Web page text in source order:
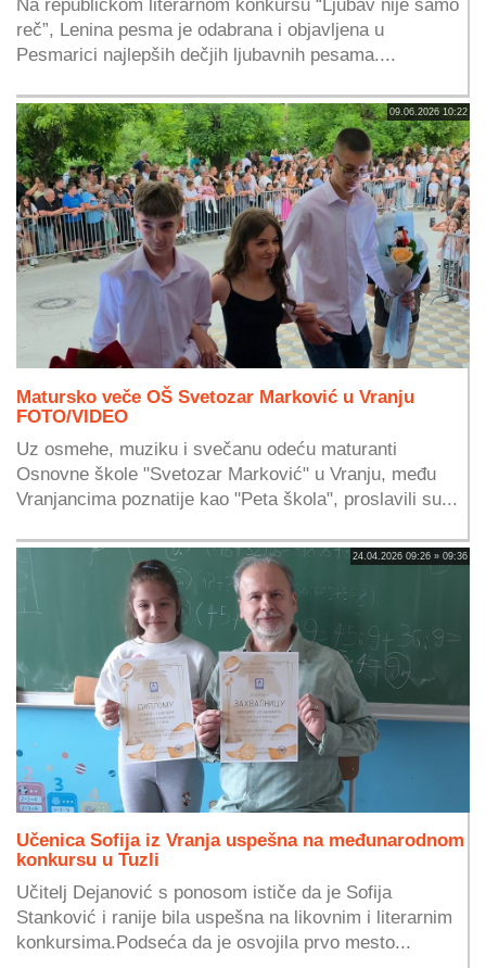
Na republičkom literarnom konkursu “Ljubav nije samo
reč”, Lenina pesma je odabrana i objavljena u
Pesmarici najlepših dečjih ljubavnih pesama....
09.06.2026 10:22
Matursko veče OŠ Svetozar Marković u Vranju
FOTO/VIDEO
Uz osmehe, muziku i svečanu odeću maturanti
Osnovne škole "Svetozar Marković" u Vranju, među
Vranjancima poznatije kao "Peta škola", proslavili su...
24.04.2026 09:26 » 09:36
Učenica Sofija iz Vranja uspešna na međunarodnom
konkursu u Tuzli
Učitelj Dejanović s ponosom ističe da je Sofija
Stanković i ranije bila uspešna na likovnim i literarnim
konkursima.Podseća da je osvojila prvo mesto...